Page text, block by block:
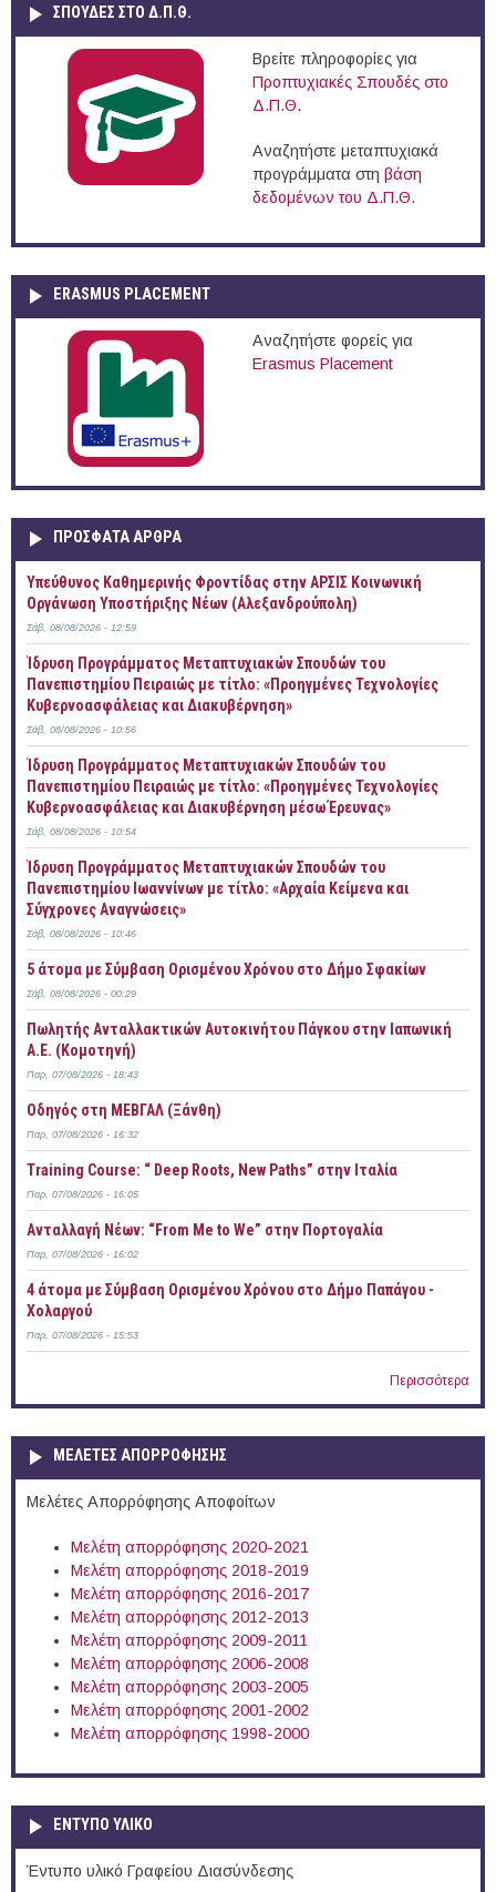
ΣΠΟΥΔΈΣ ΣΤΟ Δ.Π.Θ.
Βρείτε πληροφορίες για
Προπτυχιακές Σπουδές στο
Δ.Π.Θ.
Αναζητήστε μεταπτυχιακά
προγράμματα στη βάση
δεδομένων του Δ.Π.Θ.
ERASMUS PLACEMENT
Αναζητήστε φορείς για
Erasmus Placement
ΠΡOΣΦΑΤΑ AΡΘΡΑ
Yπεύθυνος Καθημερινής Φροντίδας στην ΑΡΣΙΣ Κοινωνική
Οργάνωση Υποστήριξης Νέων (Αλεξανδρούπολη)
Σάβ, 08/08/2026 - 12:59
Ίδρυση Προγράμματος Μεταπτυχιακών Σπουδών του
Πανεπιστημίου Πειραιώς με τίτλο: «Προηγμένες Τεχνολογίες
Κυβερνοασφάλειας και Διακυβέρνηση»
Σάβ, 08/08/2026 - 10:56
Ίδρυση Προγράμματος Μεταπτυχιακών Σπουδών του
Πανεπιστημίου Πειραιώς με τίτλο: «Προηγμένες Τεχνολογίες
Κυβερνοασφάλειας και Διακυβέρνηση μέσω Έρευνας»
Σάβ, 08/08/2026 - 10:54
Ίδρυση Προγράμματος Μεταπτυχιακών Σπουδών του
Πανεπιστημίου Ιωαννίνων με τίτλο: «Αρχαία Κείμενα και
Σύγχρονες Αναγνώσεις»
Σάβ, 08/08/2026 - 10:46
5 άτομα με Σύμβαση Ορισμένου Χρόνου στο Δήμο Σφακίων
Σάβ, 08/08/2026 - 00:29
Πωλητής Ανταλλακτικών Αυτοκινήτου Πάγκου στην Ιαπωνική
Α.Ε. (Κομοτηνή)
Παρ, 07/08/2026 - 18:43
Οδηγός στη ΜΕΒΓΑΛ (Ξάνθη)
Παρ, 07/08/2026 - 16:32
Training Course: “ Deep Roots, New Paths” στην Ιταλία
Παρ, 07/08/2026 - 16:05
Ανταλλαγή Νέων: “From Me to We” στην Πορτογαλία
Παρ, 07/08/2026 - 16:02
4 άτομα με Σύμβαση Ορισμένου Χρόνου στο Δήμο Παπάγου -
Χολαργού
Παρ, 07/08/2026 - 15:53
Περισσότερα
ΜΕΛΕΤΕΣ ΑΠΟΡΡΟΦΗΣΗΣ
Μελέτες Απορρόφησης Αποφοίτων
Μελέτη απορρόφησης 2020-2021
Μελέτη απορρόφησης 2018-2019
Μελέτη απορρόφησης 2016-2017
Μελέτη απορρόφησης 2012-2013
Μελέτη απορρόφησης 2009-2011
Μελέτη απορρόφησης 2006-2008
Μελέτη απορρόφησης 2003-2005
Μελέτη απορρόφησης 2001-2002
Μελέτη απορρόφησης 1998-2000
ΕΝΤΥΠΟ ΥΛΙΚΟ
Έντυπο υλικό Γραφείου Διασύνδεσης